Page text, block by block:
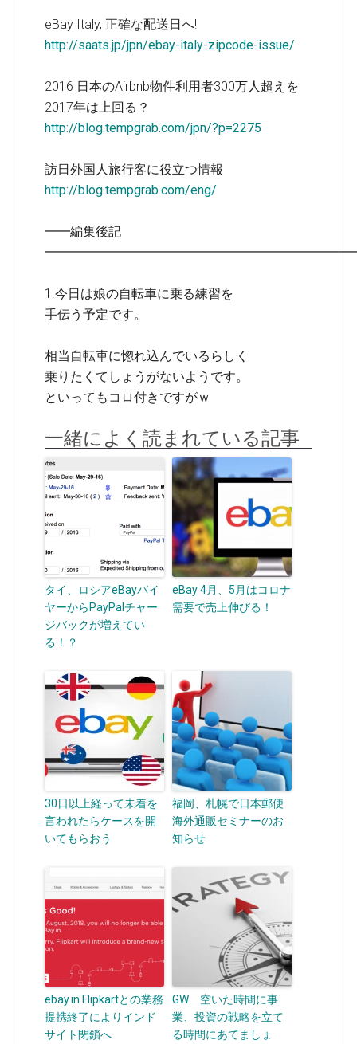
eBay Italy, 正確な配送日へ!
http://saats.jp/jpn/ebay-italy-zipcode-issue/
2016 日本のAirbnb物件利用者300万人超えを
2017年は上回る？
http://blog.tempgrab.com/jpn/?p=2275
訪日外国人旅行客に役立つ情報
http://blog.tempgrab.com/eng/
━━編集後記
1.今日は娘の自転車に乗る練習を
手伝う予定です。
相当自転車に惚れ込んでいるらしく
乗りたくてしょうがないようです。
といってもコロ付きですがｗ
一緒によく読まれている記事
タイ、ロシアeBayバイ
ヤーからPayPalチャー
ジバックが増えてい
る！？
eBay 4月、5月はコロナ
需要で売上伸びる！
30日以上経って未着を
言われたらケースを開
いてもらおう
福岡、札幌で日本郵便
海外通販セミナーのお
知らせ
ebay.in Flipkartとの業務
提携終了によりインド
サイト閉鎖へ
GW 空いた時間に事
業、投資の戦略を立て
る時間にあてましょ